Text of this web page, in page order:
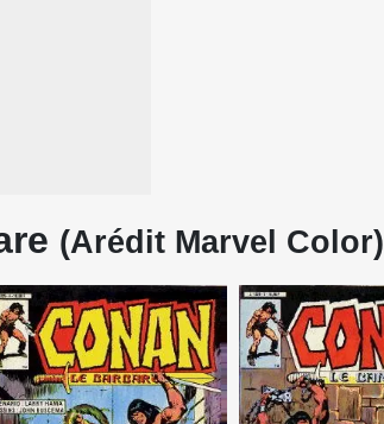
(Arédit Marvel Color)